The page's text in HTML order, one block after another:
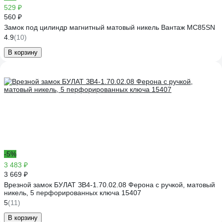
529 ₽
560 ₽
Замок под цилиндр магнитный матовый никель Вантаж MC85SN
4.9(10)
В корзину
-5%
3 483 ₽
3 669 ₽
Врезной замок БУЛАТ ЗВ4-1.70.02.08 Ферона с ручкой, матовый
никель, 5 перфорированных ключа 15407
5(11)
В корзину